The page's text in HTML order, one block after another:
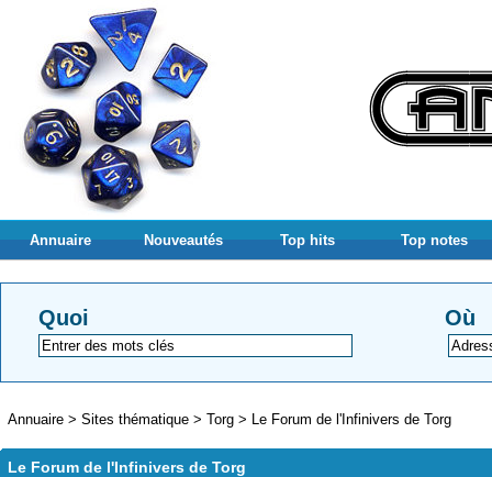
Annuaire Nouveautés Top hits Top notes
Quoi Où
Annuaire > Sites thématique > Torg > Le Forum de l'Infinivers de Torg
Le Forum de l'Infinivers de Torg